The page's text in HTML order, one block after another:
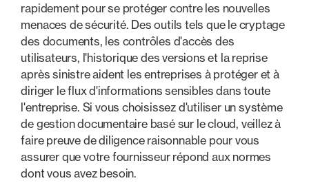
rapidement pour se protéger contre les nouvelles
menaces de sécurité. Des outils tels que le cryptage
des documents, les contrôles d'accès des
utilisateurs, l'historique des versions et la reprise
après sinistre aident les entreprises à protéger et à
diriger le flux d'informations sensibles dans toute
l'entreprise. Si vous choisissez d'utiliser un système
de gestion documentaire basé sur le cloud, veillez à
faire preuve de diligence raisonnable pour vous
assurer que votre fournisseur répond aux normes
dont vous avez besoin.